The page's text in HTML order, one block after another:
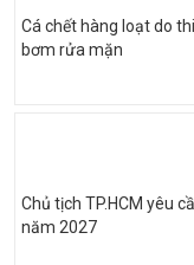
Cá chết hàng loạt do
bơm rửa mặn
Chủ tịch TP.HCM yêu
năm 2027